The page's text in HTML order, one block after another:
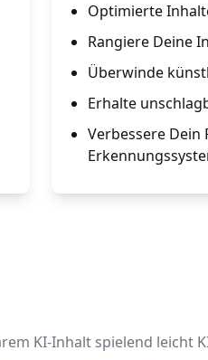
Optimierte
Rangiere Deine
Überwinde
Erhalte
Verbessere
KI-Inhalt spielend leicht